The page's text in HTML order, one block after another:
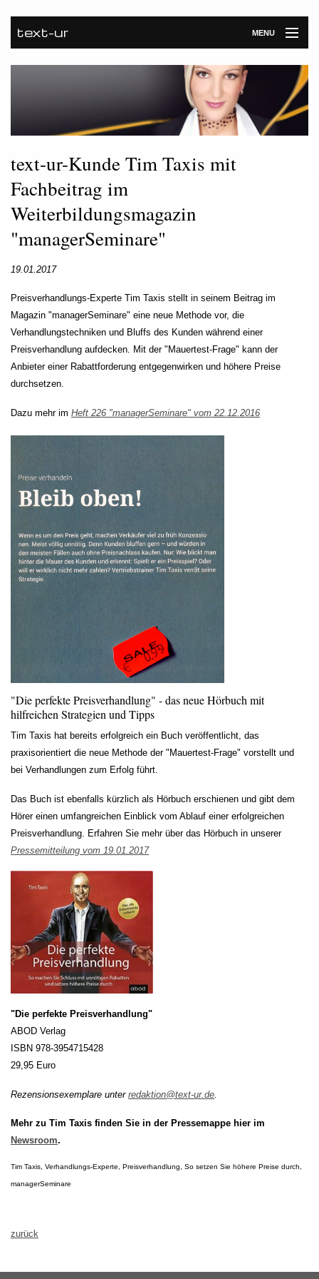
text-ur MENU
Startseite
Referenzen
Kontakt
Newsroom
text-ur-Kunde Tim Taxis mit
Fachbeitrag im
Weiterbildungsmagazin
"managerSeminare"
19.01.2017
Preisverhandlungs-Experte Tim Taxis stellt in seinem Beitrag im
Magazin "managerSeminare" eine neue Methode vor, die
Verhandlungstechniken und Bluffs des Kunden während einer
Preisverhandlung aufdecken. Mit der "Mauertest-Frage" kann der
Anbieter einer Rabattforderung entgegenwirken und höhere Preise
durchsetzen.
Dazu mehr im Heft 226 "managerSeminare" vom 22.12.2016
"Die perfekte Preisverhandlung" - das neue Hörbuch mit
hilfreichen Strategien und Tipps
Tim Taxis hat bereits erfolgreich ein Buch veröffentlicht, das
praxisorientiert die neue Methode der "Mauertest-Frage" vorstellt und
bei Verhandlungen zum Erfolg führt.
Das Buch ist ebenfalls kürzlich als Hörbuch erschienen und gibt dem
Hörer einen umfangreichen Einblick vom Ablauf einer erfolgreichen
Preisverhandlung. Erfahren Sie mehr über das Hörbuch in unserer
Pressemitteilung vom 19.01.2017
"Die perfekte Preisverhandlung"
ABOD Verlag
ISBN 978-3954715428
29,95 Euro
Rezensionsexemplare unter redaktion@text-ur.de
Mehr zu Tim Taxis finden Sie in der Pressemappe hier im
Newsroom.
Tim Taxis, Verhandlungs-Experte, Preisverhandlung, So setzen Sie höhere Preise durch,
managerSeminare
zurück